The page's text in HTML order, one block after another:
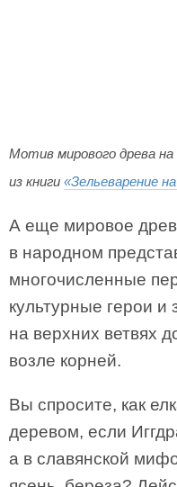
Мотив мирового древа
из книги «Зельеварение
А еще мировое
в народном
многочисленные
культурные герои и
на верхних ветвях
возле корней.
Вы спросите, как
деревом, если
а в славянской